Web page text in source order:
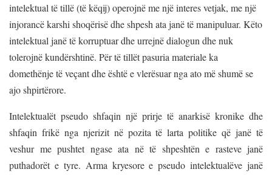
intelektual të tillë (të këqij) operojnë me një interes vetjak, me një
injorancë karshi shoqërisë dhe shpesh ata janë të manipuluar. Këto
intelektual janë të korruptuar dhe urrejnë dialogun dhe nuk
tolerojnë kundërshtinë. Për të tillët pasuria materiale ka
domethënje të veçant dhe është e vlerësuar nga ato më shumë se
ajo shpirtërore.
Intelektualët pseudo shfaqin një prirje të anarkisë kronike dhe
shfaqin frikë nga njerizit në pozita të larta politike që janë të
veshur me pushtet ngase ata në të shpeshtën e rasteve janë
puthadorët e tyre. Arma kryesore e pseudo intelektualëve janë